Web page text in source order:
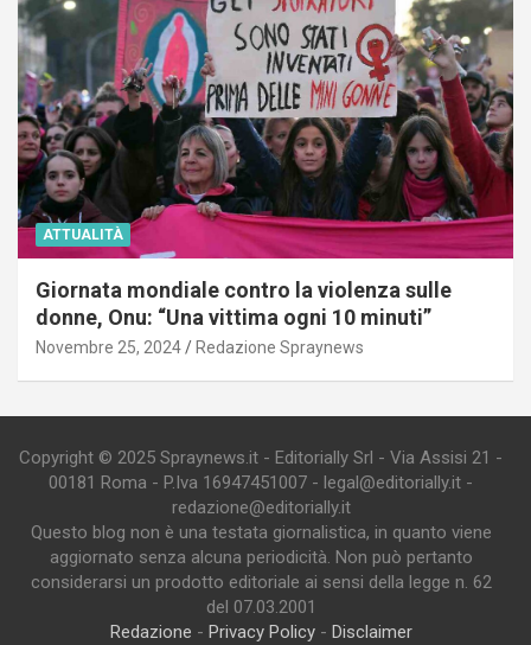
ATTUALITÀ
Giornata mondiale contro la violenza sulle
donne, Onu: “Una vittima ogni 10 minuti”
Novembre 25, 2024 Redazione Spraynews
Copyright © 2025 Spraynews.it - Editorially Srl - Via Assisi 21 -
00181 Roma - P.Iva 16947451007 - legal@editorially.it -
redazione@editorially.it
Questo blog non è una testata giornalistica, in quanto viene
aggiornato senza alcuna periodicità. Non può pertanto
considerarsi un prodotto editoriale ai sensi della legge n. 62
del 07.03.2001
Redazione - Privacy Policy- Disclaimer